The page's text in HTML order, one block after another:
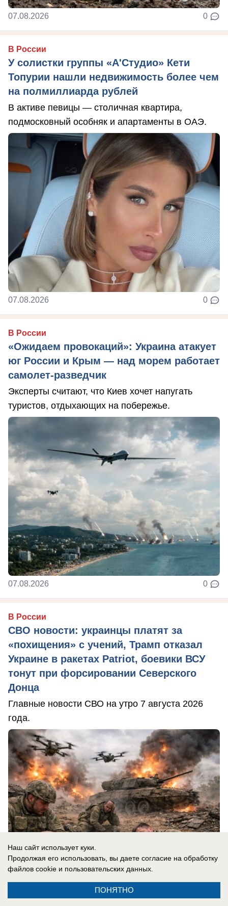
07.08.2026 0
В России
У солистки группы «А'Студио» Кети
Топурии нашли недвижимость более чем
на полмиллиарда рублей
В активе певицы — столичная квартира,
подмосковный особняк и апартаменты в ОАЭ.
07.08.2026 0
В России
«Ожидаем провокаций»: Украина атакует
юг России и Крым — над морем работает
самолет-разведчик
Эксперты считают, что Киев хочет напугать
туристов, отдыхающих на побережье.
07.08.2026 0
В России
СВО новости: украинцы платят за
«похищения» с учений, Трамп отказал
Украине в ракетах Patriot, боевики ВСУ
тонут при форсировании Северского
Донца
Главные новости СВО на утро 7 августа 2026
года.
Наш сайт использует куки.
Продолжая его использовать, вы даете согласие на обработку
файлов cookie и пользовательских данных.
ПОНЯТНО